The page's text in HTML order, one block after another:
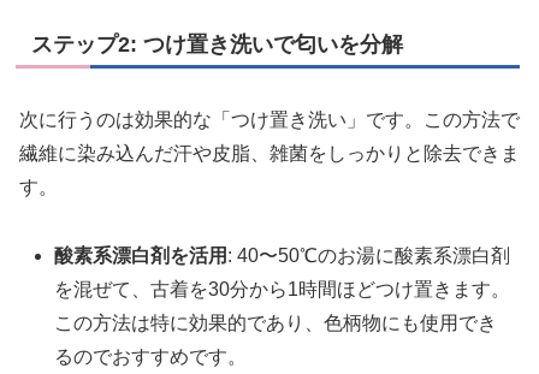
ステップ2: つけ置き洗いで匂いを分解
次に行うのは効果的な「つけ置き洗い」です。この方法で
繊維に染み込んだ汗や皮脂、雑菌をしっかりと除去できま
す。
酸素系漂白剤を活用 : 40〜50℃のお湯に酸素系漂白剤
を混ぜて、古着を30分から1時間ほどつけ置きます。
この方法は特に効果的であり、色柄物にも使用でき
るのでおすすめです。